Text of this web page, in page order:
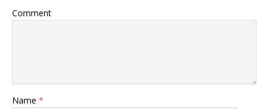
Comment
Name *